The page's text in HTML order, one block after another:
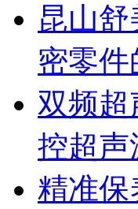
昆山
密零件
双频
控超声
精准保